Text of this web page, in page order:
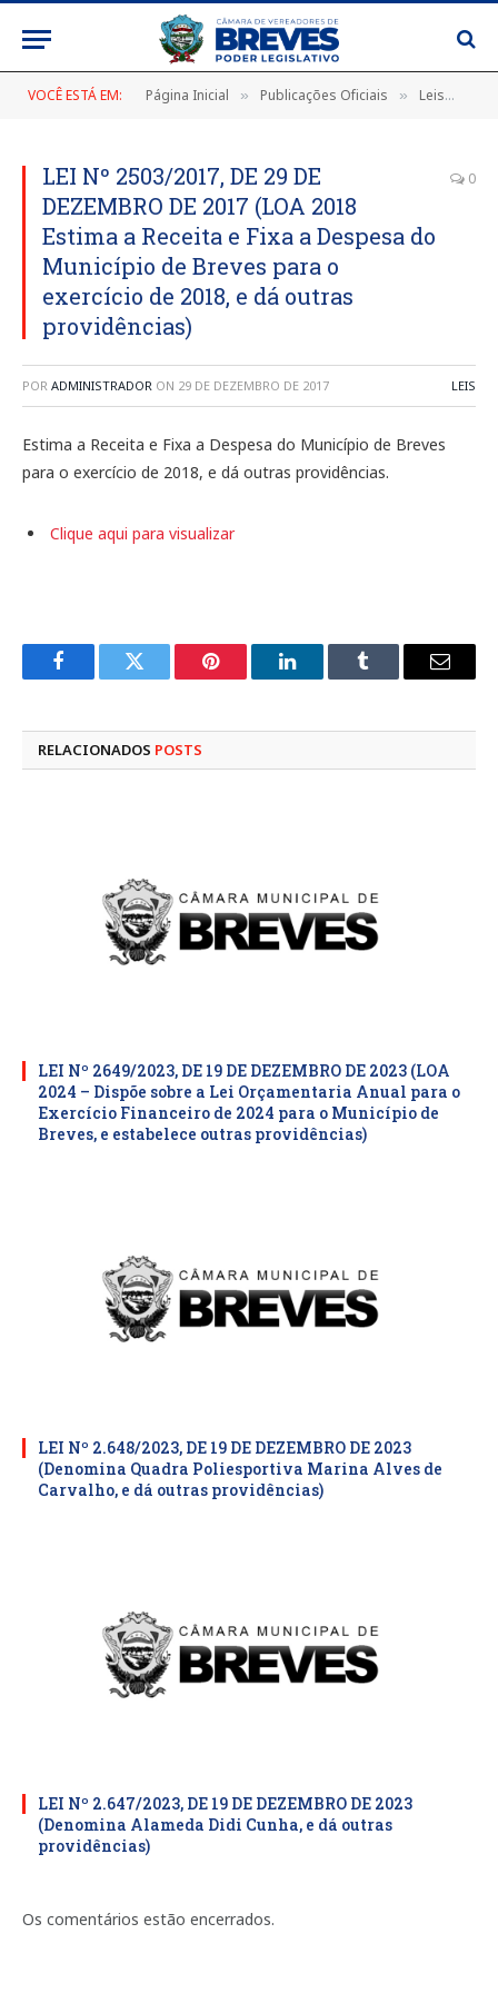
VOCÊ ESTÁ EM: Página Inicial » Publicações Oficiais » Leis
LEI Nº 2503/2017, DE 29 DE
DEZEMBRO DE 2017 (LOA 2018
Estima a Receita e Fixa a Despesa do
Município de Breves para o
exercício de 2018, e dá outras
providências)
0
POR ADMINISTRADOR ON 29 DE DEZEMBRO DE 2017 LEIS
Estima a Receita e Fixa a Despesa do Município de Breves
para o exercício de 2018, e dá outras providências.
Clique aqui para visualizar
FacebookTwitter Pinterest LinkedInTumblr
E-
RELACIONADOS POSTS
LEI Nº 2649/2023, DE 19 DE DEZEMBRO DE 2023 (LOA
2024 – Dispõe sobre a Lei Orçamentaria Anual para o
Exercício Financeiro de 2024 para o Município de
Breves, e estabelece outras providências)
LEI Nº 2.648/2023, DE 19 DE DEZEMBRO DE 2023
(Denomina Quadra Poliesportiva Marina Alves de
Carvalho, e dá outras providências)
LEI Nº 2.647/2023, DE 19 DE DEZEMBRO DE 2023
(Denomina Alameda Didi Cunha, e dá outras
providências)
Os comentários estão encerrados.